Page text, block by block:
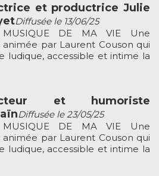
et productrice Julie
Diffusée le 13/06/25
DE MA VIE Une
par Laurent Couson qui
ludique, accessible et intime la
et humoriste
Diffusée le 23/05/25
DE MA VIE Une
par Laurent Couson qui
ludique, accessible et intime la